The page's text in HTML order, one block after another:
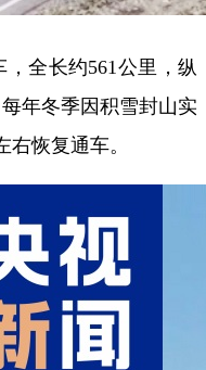
全长约561公里，纵
年冬季因积雪封山实
恢复通车。